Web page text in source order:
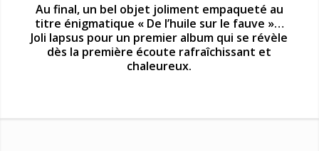
Au final, un bel objet joliment empaqueté au
titre énigmatique « De l’huile sur le fauve »…
Joli lapsus pour un premier album qui se révèle
dès la première écoute rafraîchissant et
chaleureux.